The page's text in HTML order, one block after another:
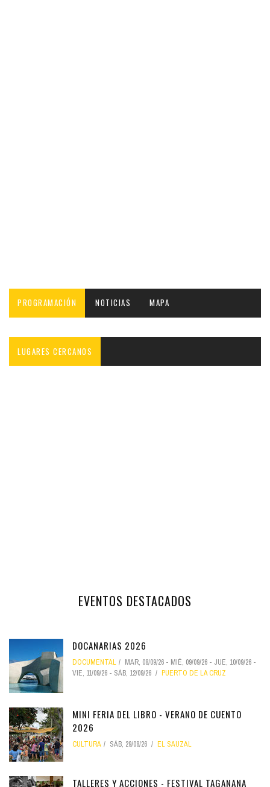
PROGRAMACIÓN NOTICIAS MAPA
LUGARES CERCANOS
EVENTOS DESTACADOS
DOCANARIAS 2026
DOCUMENTAL MAR, 08/09/26 - MIÉ, 09/09/26 - JUE, 10/09/26 -
VIE, 11/09/26 - SÁB, 12/09/26 PUERTO DE LA CRUZ
MINI FERIA DEL LIBRO - VERANO DE CUENTO
2026
CULTURA SÁB, 29/08/26 EL SAUZAL
TALLERES Y ACCIONES - FESTIVAL TAGANANA